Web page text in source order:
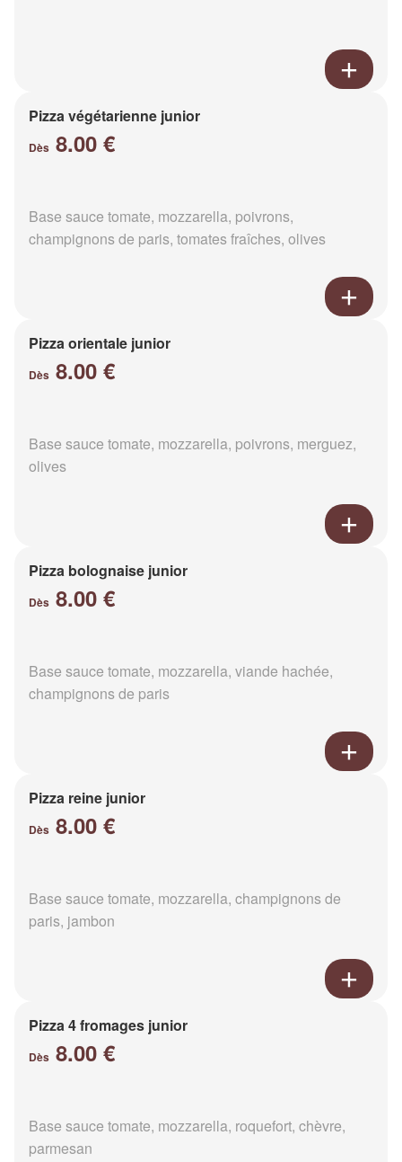
Pizza végétarienne junior
Dès 8.00 €
Base sauce tomate, mozzarella, poivrons,
champignons de paris, tomates fraîches, olives
Pizza orientale junior
Dès 8.00 €
Base sauce tomate, mozzarella, poivrons, merguez,
olives
Pizza bolognaise junior
Dès 8.00 €
Base sauce tomate, mozzarella, viande hachée,
champignons de paris
Pizza reine junior
Dès 8.00 €
Base sauce tomate, mozzarella, champignons de
paris, jambon
Pizza 4 fromages junior
Dès 8.00 €
Base sauce tomate, mozzarella, roquefort, chèvre,
parmesan